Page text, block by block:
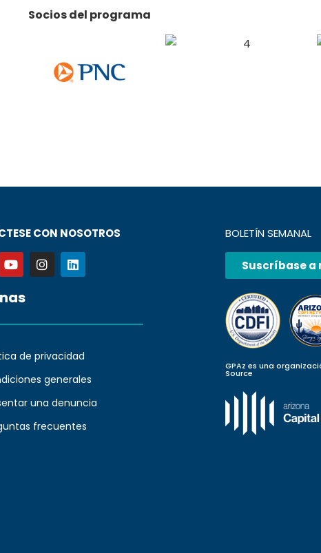
Socios del programa
CON NOSOTROS
de privacidad
generales
una denuncia
frecuentes
BOLETÍN SEMANAL
Suscríbase a
GPAz es una
Source